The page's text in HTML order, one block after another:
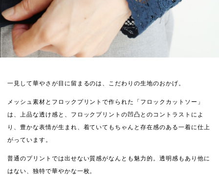
一見して華やさが目に留まるのは、こだわりの生地のおかげ。
メッシュ素材とフロックプリントで作られた「フロックカットソー」
は、上品な透け感と、フロックプリントの凹凸とのコントラストによ
り、豊かな表情が生まれ、着ていてもちゃんと存在感のある一着に仕上
がっています。
普通のプリントでは出せない質感がなんとも魅力的。透明感もあり他に
はない、独特で華やかな一枚。